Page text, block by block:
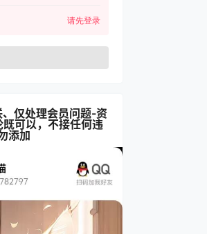
请先登录
仅处理会员问题-资
可以，不接任何违
添加